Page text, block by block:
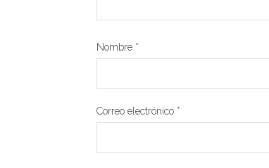
Nombre *
Correo electrónico *